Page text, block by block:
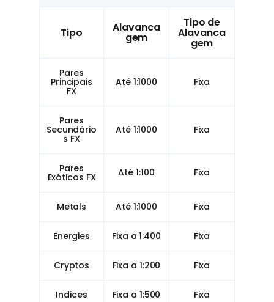
Tipo Alavanca
gem
Tipo de
Alavanca
gem
Pares
Principais
FX
Até 1:1000 Fixa
Pares
Secundário
s FX
Até 1:1000 Fixa
Pares
Exóticos FX Até 1:100 Fixa
Metals Até 1:1000 Fixa
Energies Fixa a 1:400 Fixa
Cryptos Fixa a 1:200 Fixa
Indices Fixa a 1:500 Fixa